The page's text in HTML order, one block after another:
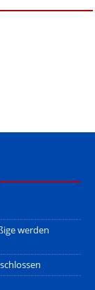
werden